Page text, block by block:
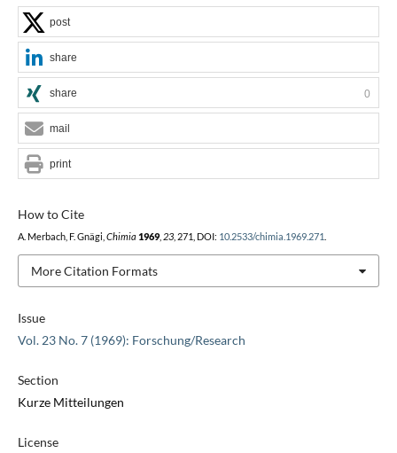
Issue
Vol. 23 No. 7 (1969): Forschung/Research
Section
Kurze Mitteilungen
License
How to Cite
A. Merbach, F. Gnägi, Chimia 1969, 23, 271, DOI: 10.2533/chimia.1969.271
More Citation Formats
post
share
share 0
mail
print